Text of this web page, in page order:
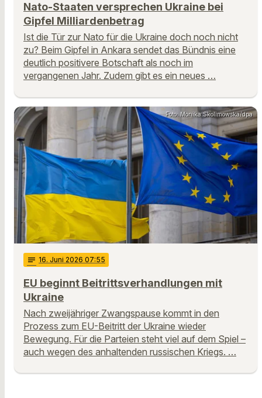
Nato-Staaten versprechen Ukraine bei
Gipfel Milliardenbetrag
Ist die Tür zur Nato für die Ukraine doch noch nicht
zu? Beim Gipfel in Ankara sendet das Bündnis eine
deutlich positivere Botschaft als noch im
vergangenen Jahr. Zudem gibt es ein neues …
Foto: Monika Skolimowska/dpa
notes 16. Juni 2026 07:55
EU beginnt Beitrittsverhandlungen mit
Ukraine
Nach zweijähriger Zwangspause kommt in den
Prozess zum EU-Beitritt der Ukraine wieder
Bewegung. Für die Parteien steht viel auf dem Spiel –
auch wegen des anhaltenden russischen Kriegs. …